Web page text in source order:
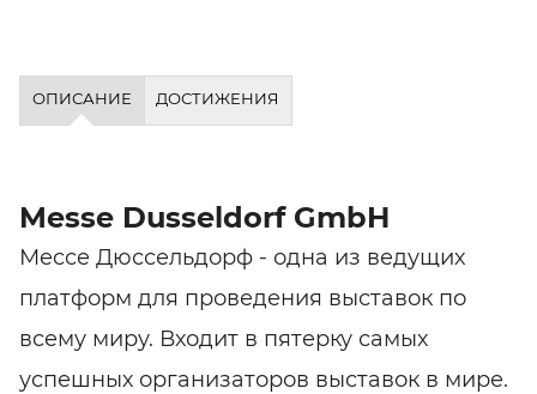
ОПИСАНИЕ ДОСТИЖЕНИЯ
Messe Dusseldorf GmbH
Мессе Дюссельдорф - одна из ведущих
платформ для проведения выставок по
всему миру. Входит в пятерку самых
успешных организаторов выставок в мире.